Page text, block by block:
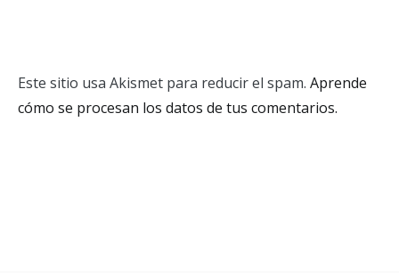
Este sitio usa Akismet para reducir el spam. Aprende
cómo se procesan los datos de tus comentarios.